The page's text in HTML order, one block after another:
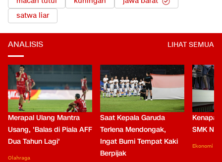
satwa liar
ANALISIS LIHAT SEMUA
Merapal Ulang Mantra
Usang, 'Balas di Piala AFF
Dua Tahun Lagi'
Olahraga
Saat Kepala Garuda
Terlena Mendongak,
Ingat Bumi Tempat Kaki
Berpijak
Kenapa
SMK
Ekonomi